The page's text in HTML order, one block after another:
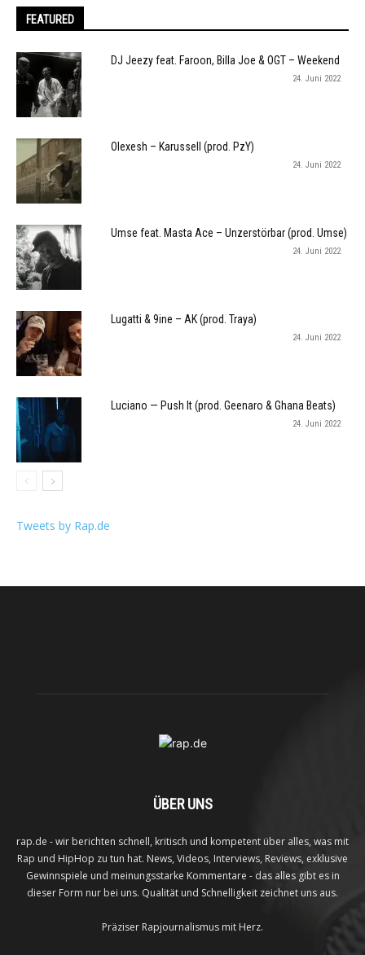
FEATURED
DJ Jeezy feat. Faroon, Billa Joe & OGT – Weekend
24. Juni 2022
Olexesh – Karussell (prod. PzY)
24. Juni 2022
Umse feat. Masta Ace – Unzerstörbar (prod. Umse)
24. Juni 2022
Lugatti & 9ine – AK (prod. Traya)
24. Juni 2022
Luciano — Push It (prod. Geenaro & Ghana Beats)
24. Juni 2022
Tweets by Rap.de
ÜBER UNS
rap.de - wir berichten schnell, kritisch und kompetent über alles, was mit
Rap und HipHop zu tun hat. News, Videos, Interviews, Reviews, exklusive
Gewinnspiele und meinungsstarke Kommentare - das alles gibt es in
dieser Form nur bei uns. Qualität und Schnelligkeit zeichnet uns aus.
Präziser Rapjournalismus mit Herz.